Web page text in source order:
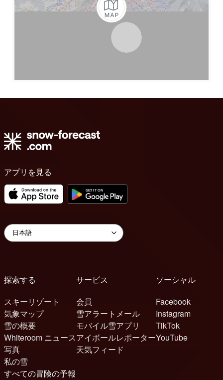
アプリを見る
探索する
スキーリゾート
気象マップ
雪の概要
Whiteroom ニュース
写真
私の雪
サービス
会員
雪アラートメール
モバイル雪アプリ
アイボールレポーター
天気フィード
ソーシャル
Facebook
Instagram
TikTok
YouTube
すべての冒険の予報